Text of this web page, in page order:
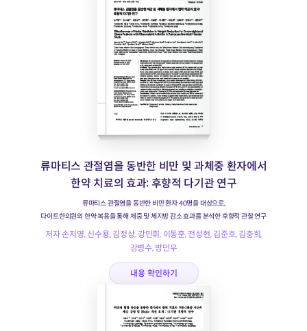
류마티스 관절염을 동반한 비만 및 과체중 환자에서
한약 치료의 효과: 후향적 다기관 연구
류마티스 관절염을 동반한 비만 환자 40명을 대상으로,
다이트한의원의 한약 복용을 통해 체중 및 체지방 감소 효과를 분석한 후향적 관찰 연구
저자 손지영, 신수용, 김정상, 강민휘, 이동훈, 전성현, 김준호, 김충희,
강병수, 방민우
내용 확인하기